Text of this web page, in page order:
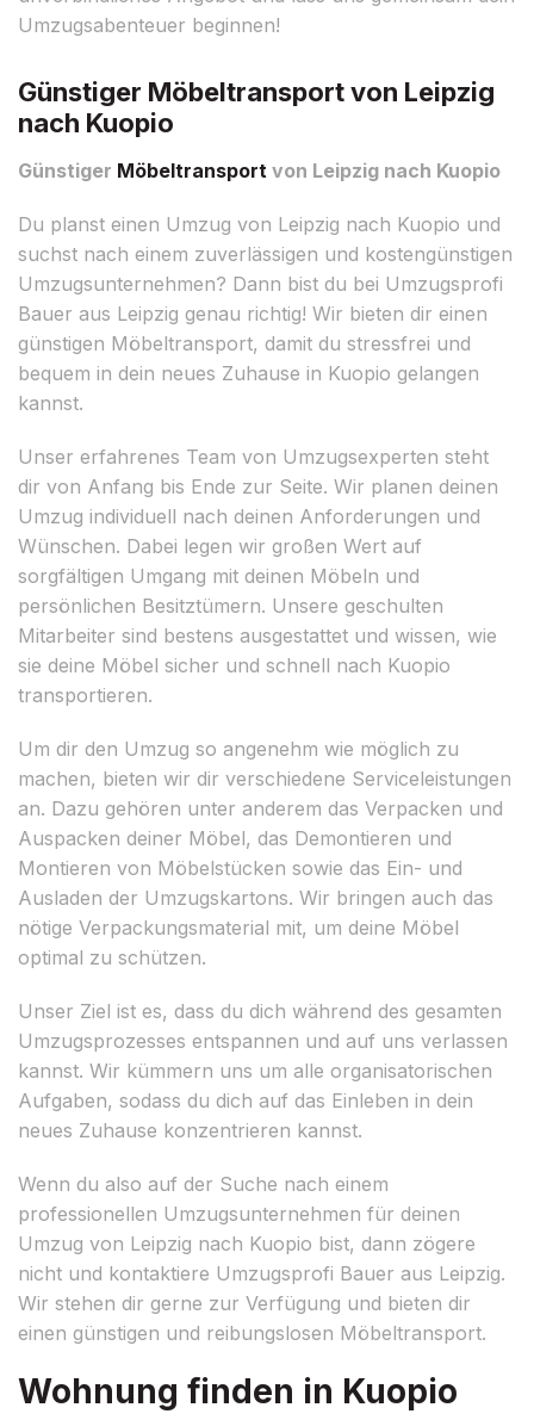
Umzugsabenteuer beginnen!
Günstiger Möbeltransport von Leipzig
nach Kuopio
Günstiger Möbeltransport von Leipzig nach Kuopio
Du planst einen Umzug von Leipzig nach Kuopio und
suchst nach einem zuverlässigen und kostengünstigen
Umzugsunternehmen? Dann bist du bei Umzugsprofi
Bauer aus Leipzig genau richtig! Wir bieten dir einen
günstigen Möbeltransport, damit du stressfrei und
bequem in dein neues Zuhause in Kuopio gelangen
kannst.
Unser erfahrenes Team von Umzugsexperten steht
dir von Anfang bis Ende zur Seite. Wir planen deinen
Umzug individuell nach deinen Anforderungen und
Wünschen. Dabei legen wir großen Wert auf
sorgfältigen Umgang mit deinen Möbeln und
persönlichen Besitztümern. Unsere geschulten
Mitarbeiter sind bestens ausgestattet und wissen, wie
sie deine Möbel sicher und schnell nach Kuopio
transportieren.
Um dir den Umzug so angenehm wie möglich zu
machen, bieten wir dir verschiedene Serviceleistungen
an. Dazu gehören unter anderem das Verpacken und
Auspacken deiner Möbel, das Demontieren und
Montieren von Möbelstücken sowie das Ein- und
Ausladen der Umzugskartons. Wir bringen auch das
nötige Verpackungsmaterial mit, um deine Möbel
optimal zu schützen.
Unser Ziel ist es, dass du dich während des gesamten
Umzugsprozesses entspannen und auf uns verlassen
kannst. Wir kümmern uns um alle organisatorischen
Aufgaben, sodass du dich auf das Einleben in dein
neues Zuhause konzentrieren kannst.
Wenn du also auf der Suche nach einem
professionellen Umzugsunternehmen für deinen
Umzug von Leipzig nach Kuopio bist, dann zögere
nicht und kontaktiere Umzugsprofi Bauer aus Leipzig.
Wir stehen dir gerne zur Verfügung und bieten dir
einen günstigen und reibungslosen Möbeltransport.
Wohnung finden in Kuopio